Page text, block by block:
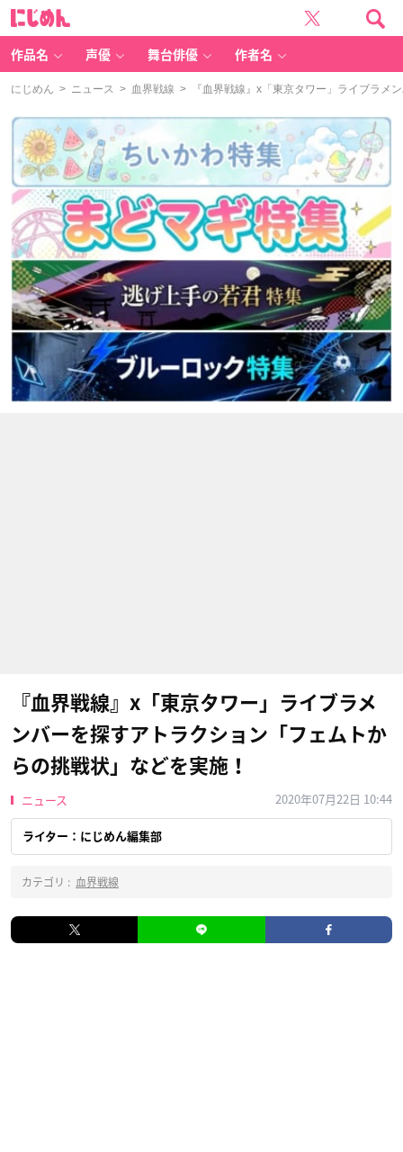
作品名 声優 舞台俳優 作者名
にじめん > ニュース > 血界戦線 > 『血界戦線』x「東京タワー」ライブラメ
『血界戦線』x「東京タワー」ライブラメ
ンバーを探すアトラクション「フェムトか
らの挑戦状」などを実施！
ニュース 2020年07月22日 10:44
ライター：にじめん編集部
カテゴリ : 血界戦線